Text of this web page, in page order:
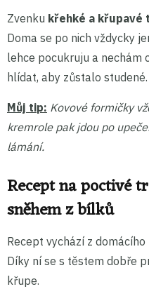
Zvenku křehké a křupavé
Doma se po nich vždycky
lehce pocukruju a nechám
hlídat, aby zůstalo
Můj tip: Kovové formičky
kremrole pak jdou po
lámání.
Recept na poctivé
sněhem z bílků
Recept vychází z
Díky ní se s těstem dobře
křupe.